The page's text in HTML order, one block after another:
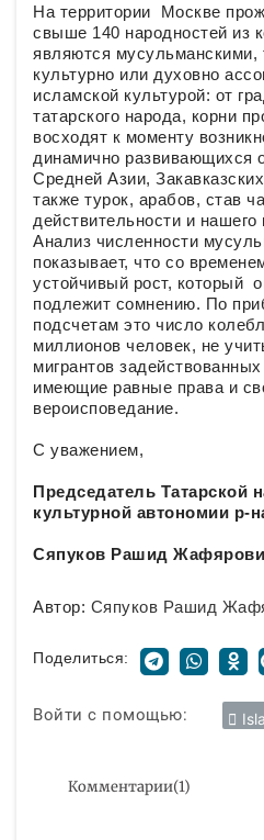
На территории Москве
свыше 140 народностей из
являются мусульманскими,
культурно или духовно
исламской культурой: от
татарского народа, корни
восходят к моменту
динамично развивающихся
Средней Азии,
также турок, арабов, став
действительности и
Анализ численности
показывает, что со
устойчивый рост, который
подлежит сомнению. По
подсчетам это число
миллионов человек, не
мигрантов
имеющие равные права и
вероисповедание.
С уважением,
Председатель Татарской
культурной автономии
Сяпуков Рашид
Автор: Сяпуков Рашид
Поделиться:
Войти с помощью:
Комментарии(1)